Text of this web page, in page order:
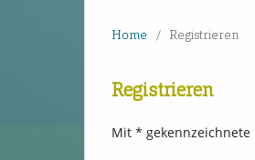
Home / Registrieren
Registrieren
Mit *